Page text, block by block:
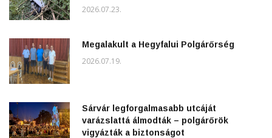
2026.07.23.
Megalakult a Hegyfalui Polgárőrség
2026.07.19.
Sárvár legforgalmasabb utcáját
varázslattá álmodták – polgárőrök
vigyázták a biztonságot